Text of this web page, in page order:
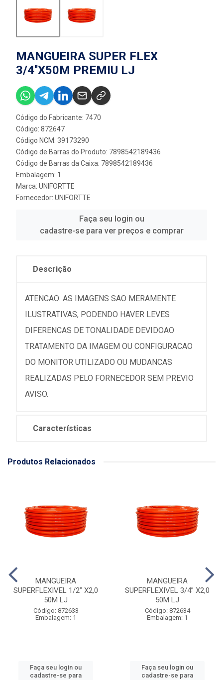
MANGUEIRA SUPER FLEX
3/4''X50M PREMIU LJ
Código do Fabricante: 7470
Código: 872647
Código NCM: 39173290
Código de Barras do Produto: 7898542189436
Código de Barras da Caixa: 7898542189436
Embalagem: 1
Marca: UNIFORTTE
Fornecedor: UNIFORTTE
Faça seu login ou
cadastre-se para ver preços e comprar
Descrição
ATENCAO: AS IMAGENS SAO MERAMENTE
ILUSTRATIVAS, PODENDO HAVER LEVES
DIFERENCAS DE TONALIDADE DEVIDOAO
TRATAMENTO DA IMAGEM OU CONFIGURACAO
DO MONITOR UTILIZADO OU MUDANCAS
REALIZADAS PELO FORNECEDOR SEM PREVIO
AVISO.
Características
Produtos Relacionados
MANGUEIRA
SUPERFLEXIVEL 1/2” X2,0
50M LJ
Código: 872633
Embalagem: 1
Faça seu login ou
cadastre-se para
MANGUEIRA
SUPERFLEXIVEL 3/4” X2,0
50M LJ
Código: 872634
Embalagem: 1
Faça seu login ou
cadastre-se para